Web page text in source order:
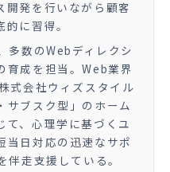
開発を行いながら顧客
に習得。
多数のWebディレクシ
育成を担当。Web業界
式会社ウィズスタイル
サブスク型」のホーム
て、心理学に基づくユ
当日対応の迅速なサポ
走支援している。